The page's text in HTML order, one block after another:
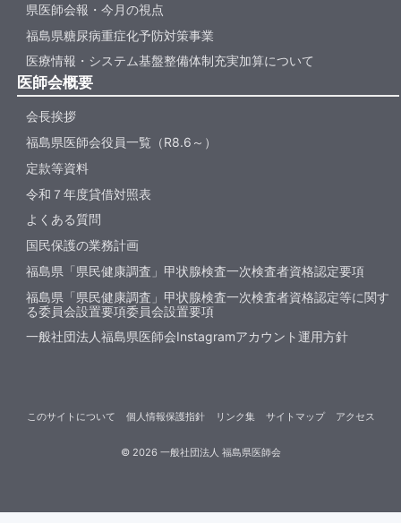
県医師会報・今月の視点
福島県糖尿病重症化予防対策事業
医療情報・システム基盤整備体制充実加算について
医師会概要
会長挨拶
福島県医師会役員一覧（R8.6～）
定款等資料
令和７年度貸借対照表
よくある質問
国民保護の業務計画
福島県「県民健康調査」甲状腺検査一次検査者資格認定要項
福島県「県民健康調査」甲状腺検査一次検査者資格認定等に関す
る委員会設置要項委員会設置要項
一般社団法人福島県医師会Instagramアカウント運用方針
© 2026一般社団法人 福島県医師会
このサイトについて 個人情報保護指針 リンク集 サイトマップ アクセス